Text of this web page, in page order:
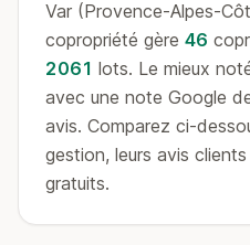
Var (Provence-Alpes-
copropriété gère 46
2061 lots. Le mieux
avec une note Google
avis. Comparez ci-
gestion, leurs avis
gratuits.